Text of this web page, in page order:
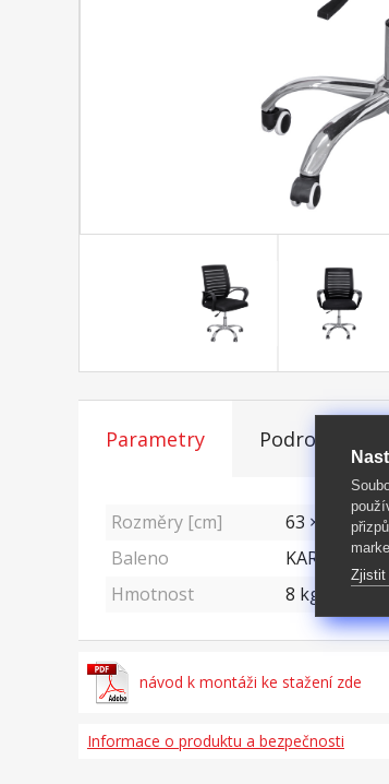
Parametry Podrobný
Rozměry [cm]
63 × 57 × 96
Baleno
KARTON: 1
Hmotnost
8 kg
návod k montáži ke stažení zde
Informace o produktu a bezpečnosti